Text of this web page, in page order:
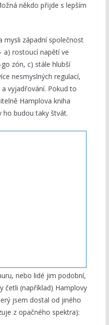
někdo přijde s lepším
mysli západní společnost
a) rostoucí napětí ve
zón, c) stále hlubší
nesmyslných regulací,
vyjadřování. Pokud to
Hamplova kniha
ho budou taky štvát.
nebo lidé jim podobní,
četli (například) Hamplovy
jsem dostal od jiného
z opačného spektra):